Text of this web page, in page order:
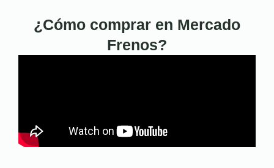
¿Cómo comprar en Mercado
Frenos?